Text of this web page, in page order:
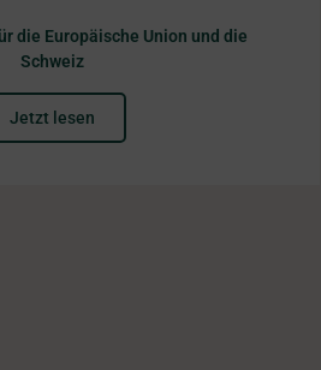
die Europäische Union und die
Schweiz
Jetzt lesen